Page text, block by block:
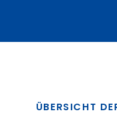
ÜBERSICHT